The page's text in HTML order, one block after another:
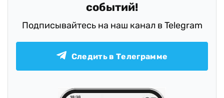
событий!
Подписывайтесь на наш канал в Telegram
Следить в Телеграмме